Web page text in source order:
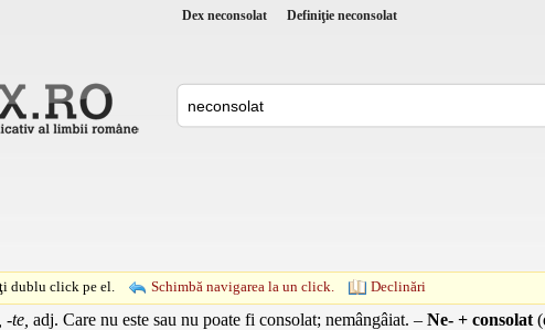
Dex neconsolat Definiţie neconsolat
dublu click pe el. Schimbă navigarea la un click. Declinări
te, adj. Care nu este sau nu poate fi consolat; nemângâiat. – Ne- + consolat